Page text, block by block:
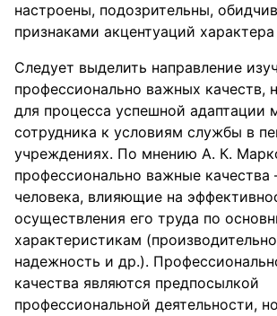
настроены, подозрительны,
признаками акцентуаций характера
Следует выделить направление
профессионально важных качеств,
для процесса успешной адаптации
сотрудника к условиям службы в
учреждениях. По мнению А. К.
профессионально важные качества
человека, влияющие на
осуществления его труда по
характеристикам
надежность и др.).
качества являются предпосылкой
профессиональной деятельности,